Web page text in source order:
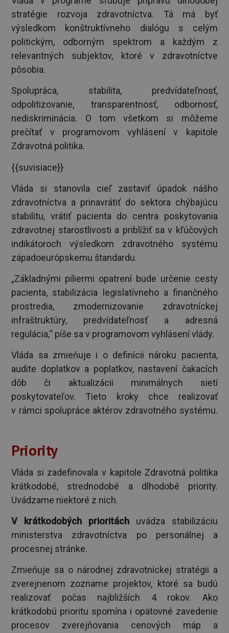
stratégie rozvoja zdravotníctva. Tá má byť
výsledkom konštruktívneho dialógu s celým
politickým, odborným spektrom a každým z
relevantných subjektov, ktoré v zdravotníctve
pôsobia.
Spolupráca, stabilita, predvídateľnosť,
odpolitizovanie, transparentnosť, odbornosť,
nediskriminácia. O tom všetkom si môžeme
prečítať v programovom vyhlásení v kapitole
Zdravotná politika.
{{suvisiace}}
Vláda si stanovila cieľ zastaviť úpadok nášho
zdravotníctva a prinavrátiť do sektora chýbajúcu
stabilitu, vrátiť pacienta do centra poskytovania
zdravotnej starostlivosti a priblížiť sa v kľúčových
indikátoroch výsledkom zdravotného systému
západoeurópskemu štandardu.
„Základnými piliermi opatrení bude určenie cesty
pacienta, stabilizácia legislatívneho a finančného
prostredia, zmodernizovanie zdravotníckej
infraštruktúry, predvídateľnosť a adresná
regulácia,“ píše sa v programovom vyhlásení vlády.
Vláda sa zmieňuje i o definícii nároku pacienta,
audite doplatkov a poplatkov, nastavení čakacích
dôb či aktualizácii minimálnych sietí
poskytovateľov. Tieto kroky chce realizovať
v rámci spolupráce aktérov zdravotného systému.
Priority
Vláda si zadefinovala v kapitole Zdravotná politika
krátkodobé, strednodobé a dlhodobé priority.
Uvádzame niektoré z nich.
V krátkodobých prioritách uvádza stabilizáciu
ministerstva zdravotníctva po personálnej a
procesnej stránke.
Zmieňuje sa o národnej zdravotníckej stratégii a
zverejnenom zozname projektov, ktoré sa budú
realizovať počas najbližších 4 rokov. Ako
krátkodobú prioritu spomína i opätovné zavedenie
procesov zverejňovania cenových máp a